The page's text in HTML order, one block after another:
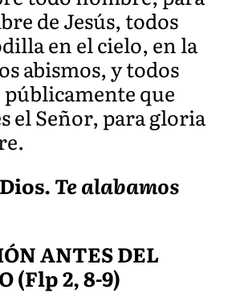
de Jesús, todos
en el cielo, en la
abismos, y todos
que
el Señor, paragloria
Te alabamos
ANTES DEL
(Flp 2, 8-9)